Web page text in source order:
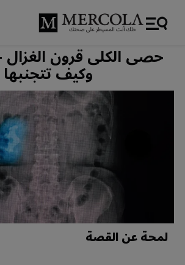
حصى الكلى قرون
وكيف تتجنبها
لمحة عن القصة